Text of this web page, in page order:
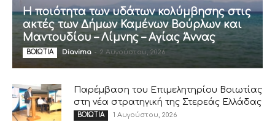
Η ποιότητα των υδάτων κολύμβησης στις
ακτές των Δήμων Καμένων Βούρλων και
Μαντουδίου – Λίμνης – Αγίας Άννας
ΒΟΙΩΤΙΑ Diavima - 2 Αυγούστου, 2026
Παρέμβαση του Επιμελητηρίου Βοιωτίας
στη νέα στρατηγική της Στερεάς Ελλάδας
ΒΟΙΩΤΙΑ 1 Αυγούστου, 2026